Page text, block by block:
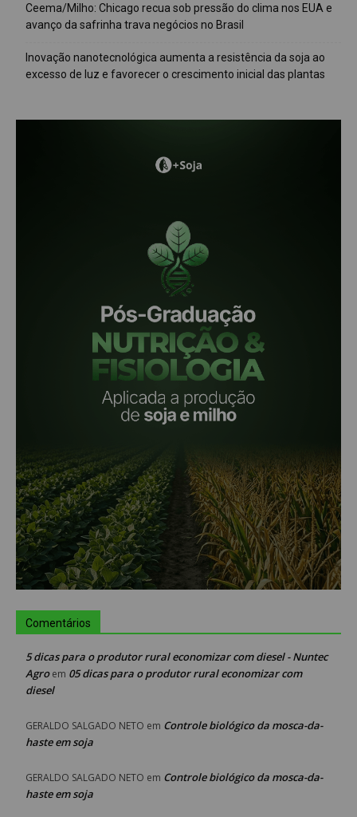
Ceema/Milho: Chicago recua sob pressão do clima nos EUA e
avanço da safrinha trava negócios no Brasil
Inovação nanotecnológica aumenta a resistência da soja ao
excesso de luz e favorecer o crescimento inicial das plantas
Comentários
5 dicas para o produtor rural economizar com diesel - Nuntec
Agroem 05 dicas para o produtor rural economizar com
diesel
GERALDO SALGADO NETO em Controle biológico da mosca-da-
haste em soja
GERALDO SALGADO NETO em Controle biológico da mosca-da-
haste em soja